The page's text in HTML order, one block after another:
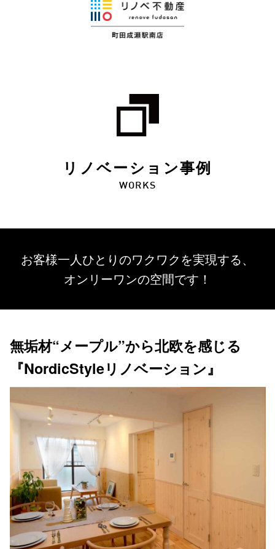
リノベーション事例
WORKS
お客様一人ひとりのワクワクを実現する、
オンリーワンの空間です！
無垢材“メープル”から北欧を感じる
『NordicStyleリノベーション』